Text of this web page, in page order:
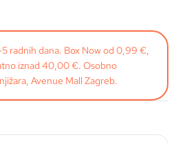
radnih dana. Box Now od 0,99 €,
iznad 40,00 €. Osobno
Avenue Mall Zagreb.